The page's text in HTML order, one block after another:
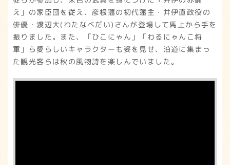
え」の家臣団を従え、彦根藩の初代藩主・井伊直政役の
俳優・渡辺大(わたなべだい)さんが登場して馬上から手を
振りました。また、「ひこにゃん」「わるにゃんこ将
軍」ら愛らしいキャラクターも姿を見せ、沿道に集まっ
た観光客らは秋の風物詩を楽しんでいました。